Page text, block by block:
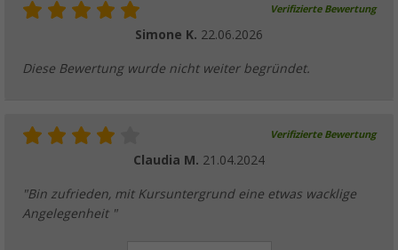
Verifizierte Bewertung
Simone K. 22.06.2026
Diese Bewertung wurde nicht weiter begründet.
Verifizierte Bewertung
Claudia M. 21.04.2024
"Bin zufrieden, mit Kursuntergrund eine etwas wacklige
Angelegenheit "